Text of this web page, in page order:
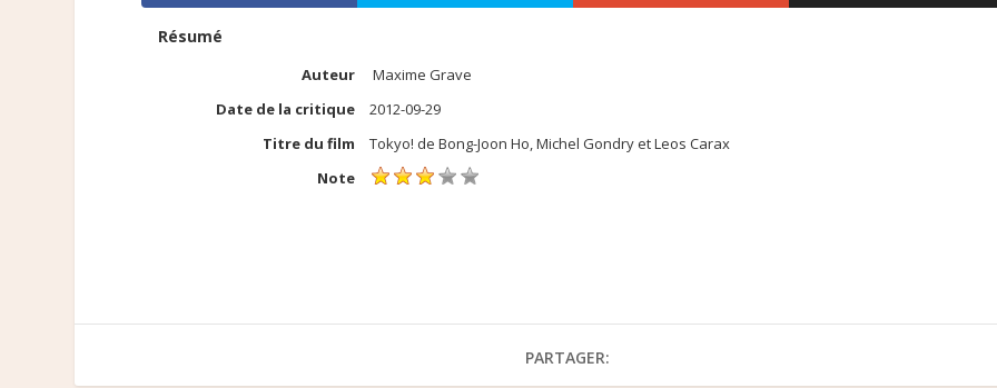
Résumé
Auteur
Maxime Grave
Date de la critique
2012-09-29
Titre du film
Tokyo! de Bong-Joon Ho, Michel Gondry et Leos Carax
Note
PARTAGER: